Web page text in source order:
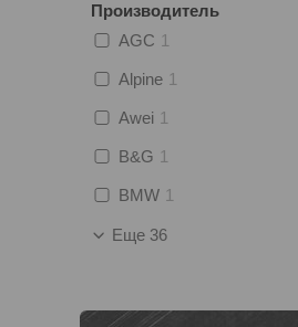
Производитель
AGC 1
Alpine 1
Awei 1
B&G 1
BMW 1
Еще 36